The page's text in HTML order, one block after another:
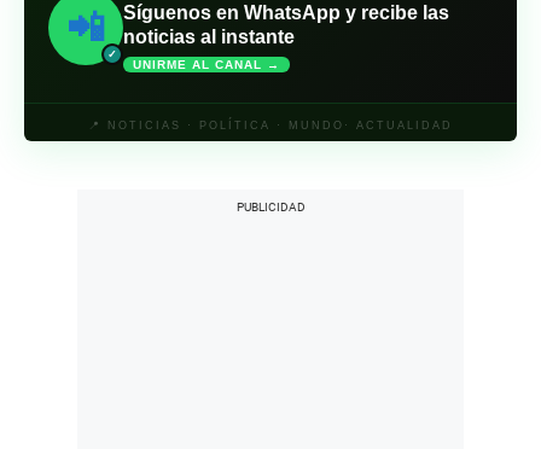
📲
✓
Síguenos en WhatsApp y recibe las
noticias al instante
UNIRME AL CANAL →
📍 NOTICIAS · POLÍTICA · MUNDO· ACTUALIDAD